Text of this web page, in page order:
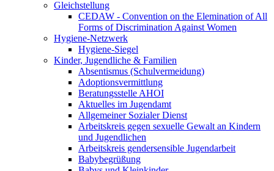
Gleichstellung
CEDAW - Convention on the Elemination of All
Forms of Discrimination Against Women
Hygiene-Netzwerk
Hygiene-Siegel
Kinder, Jugendliche & Familien
Absentismus (Schulvermeidung)
Adoptionsvermittlung
Beratungsstelle AHOI
Aktuelles im Jugendamt
Allgemeiner Sozialer Dienst
Arbeitskreis gegen sexuelle Gewalt an Kindern
und Jugendlichen
Arbeitskreis gendersensible Jugendarbeit
Babybegrüßung